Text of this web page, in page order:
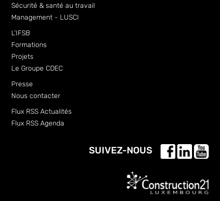
Sécurité & santé au travail
Management - LUSCI
L’IFSB
Formations
Projets
Le Groupe CDEC
Presse
Nous contacter
Flux RSS Actualités
Flux RSS Agenda
SUIVEZ-NOUS